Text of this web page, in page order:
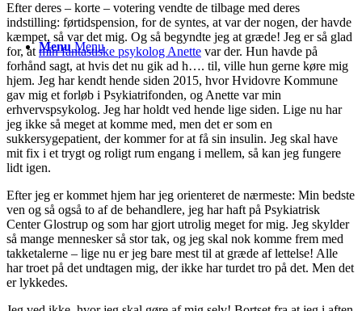
Menu Menu
Efter deres – korte – votering vendte de tilbage med deres
indstilling: førtidspension, for de syntes, at var der nogen, der havde
kæmpet, så var det mig. Og så begyndte jeg at græde! Jeg er så glad
for, at min fantastiske psykolog Anette var der. Hun havde på
forhånd sagt, at hvis det nu gik ad h…. til, ville hun gerne køre mig
hjem. Jeg har kendt hende siden 2015, hvor Hvidovre Kommune
gav mig et forløb i Psykiatrifonden, og Anette var min
erhvervspsykolog. Jeg har holdt ved hende lige siden. Lige nu har
jeg ikke så meget at komme med, men det er som en
sukkersygepatient, der kommer for at få sin insulin. Jeg skal have
mit fix i et trygt og roligt rum engang i mellem, så kan jeg fungere
lidt igen.
Efter jeg er kommet hjem har jeg orienteret de nærmeste: Min bedste
ven og så også to af de behandlere, jeg har haft på Psykiatrisk
Center Glostrup og som har gjort utrolig meget for mig. Jeg skylder
så mange mennesker så stor tak, og jeg skal nok komme frem med
takketalerne – lige nu er jeg bare mest til at græde af lettelse! Alle
har troet på det undtagen mig, der ikke har turdet tro på det. Men det
er lykkedes.